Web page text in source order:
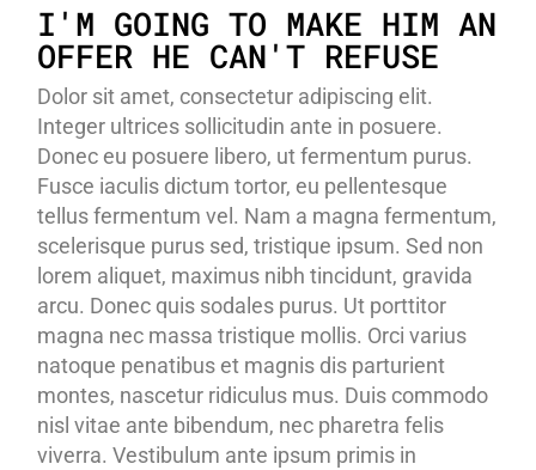
I'M GOING TO MAKE HIM AN
OFFER HE CAN'T REFUSE
Dolor sit amet, consectetur adipiscing elit.
Integer ultrices sollicitudin ante in posuere.
Donec eu posuere libero, ut fermentum purus.
Fusce iaculis dictum tortor, eu pellentesque
tellus fermentum vel. Nam a magna fermentum,
scelerisque purus sed, tristique ipsum. Sed non
lorem aliquet, maximus nibh tincidunt, gravida
arcu. Donec quis sodales purus. Ut porttitor
magna nec massa tristique mollis. Orci varius
natoque penatibus et magnis dis parturient
montes, nascetur ridiculus mus. Duis commodo
nisl vitae ante bibendum, nec pharetra felis
viverra. Vestibulum ante ipsum primis in